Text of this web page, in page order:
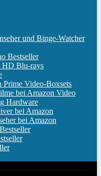
und Binge-Watcher
Bestseller
HD Blu-rays
Prime Video-Boxsets
bei Amazon Video
Hardware
bei Amazon
bei Amazon